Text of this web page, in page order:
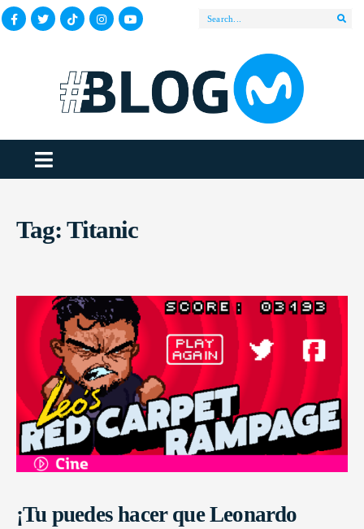
Tag: Titanic
¡Tu puedes hacer que Leonardo